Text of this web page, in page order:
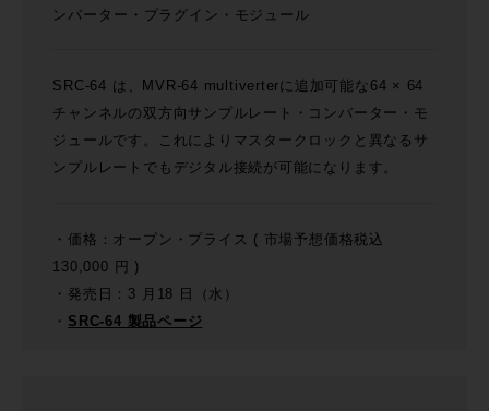
ンバーター・プラグイン・モジュール
SRC-64 は、MVR-64 multiverterに追加可能な64 × 64
チャンネルの双方向サンプルレート・コンバーター・モ
ジュールです。これによりマスタークロックと異なるサ
ンプルレートでもデジタル接続が可能になります。
・価格：オープン・プライス ( 市場予想価格税込
130,000 円 )
・発売日：3 月18 日（水）
・ SRC-64 製品ページ